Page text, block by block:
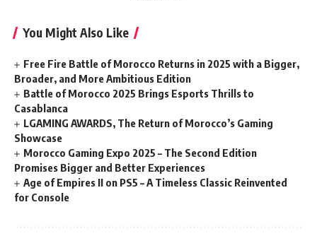
You Might Also Like
Free Fire Battle of Morocco Returns in 2025 with a Bigger,
Broader, and More Ambitious Edition
Battle of Morocco 2025 Brings Esports Thrills to
Casablanca
LGAMING AWARDS, The Return of Morocco’s Gaming
Showcase
Morocco Gaming Expo 2025 – The Second Edition
Promises Bigger and Better Experiences
Age of Empires II on PS5 – A Timeless Classic Reinvented
for Console